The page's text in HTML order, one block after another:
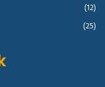
(12)
(25)